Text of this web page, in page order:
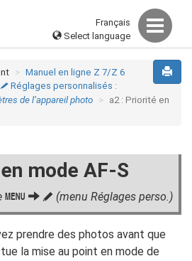
Français
Select language
Manuel en ligne Z 7/Z 6
A Réglages personnalisés :
de l’appareil photo
a2 : Priorité en
mode AF-S
G A (menu Réglages perso.)
prendre des photos avant que
la mise au point en mode de